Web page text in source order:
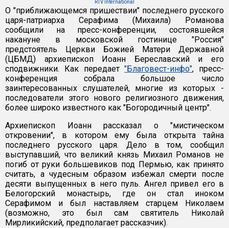
RTV International
О "приближающемся пришествии" последнего русского
царя-патриарха Серафима (Михаила) Романова
сообщили на пресс-конференции, состоявшейся
накануне в московской гостинице "Россия"
предстоятель Церкви Божией Матери Державной
(ЦБМД) архиепископ Иоанн Береславский и его
сподвижники. Как передает"Благовест-инфо", пресс-
конференция собрала большое число
заинтересованных слушателей, многие из которых -
последователи этого нового религиозного движения,
более широко известного как "Богородичный центр".
Архиепископ Иоанн рассказал о "мистическом
откровении", в котором ему была открыта тайна
последнего русского царя. Дело в том, сообщил
выступавший, что великий князь Михаил Романов не
погиб от руки большевиков под Пермью, как принято
считать, а чудесным образом избежал смерти после
десяти выпущенных в него пуль. Ангел привел его в
Белогорский монастырь, где он стал иноком
Серафимом и был наставляем старцем Николаем
(возможно, это был сам святитель Николай
Мирликийский, предполагает рассказчик).